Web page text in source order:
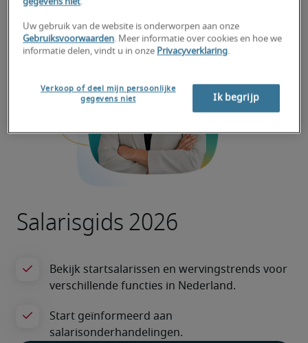
Salarisgids 2026
gegevens niet.
Uw gebruik van de website is onderworpen aan onze
Gebruiksvoorwaarden. Meer informatie over cookies en hoe we
informatie delen, vindt u in onze Privacyverklaring.
Verkoop of deel mijn persoonlijke
gegevens niet
Ik begrijp